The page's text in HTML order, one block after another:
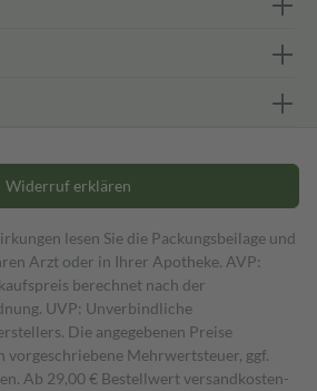
Widerruf erklären
lesen Sie die Packungsbeilage und
Arzt oder in Ihrer Apotheke. AVP:
berechnet nach der
UVP: Unverbindliche
Die angegebenen Preise
vorgeschriebene Mehrwertsteuer, ggf.
Ab 29,00 € Bestell­wert versand­kosten­